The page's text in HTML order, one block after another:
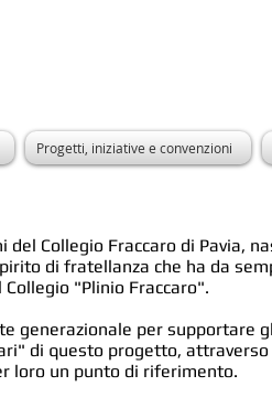
Progetti, iniziative e convenzioni
Collegio Fraccaro di Pavia,
di fratellanza che ha da
"Plinio Fraccaro".
generazionale per supportare
di questo progetto,
loro un punto di riferimento.